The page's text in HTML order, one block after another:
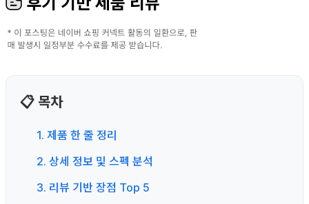
📋 목차
1. 제품 한 줄 정리
2. 상세 정보 및 스펙 분석
3. 리뷰 기반 장점 Top 5